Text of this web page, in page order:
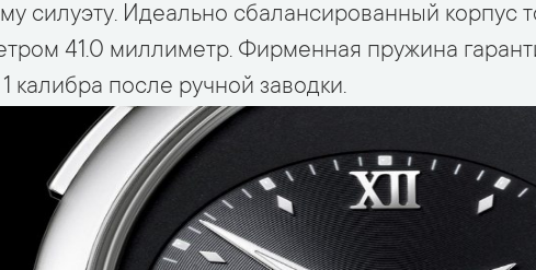
силуэту. Идеально сбалансированный
41.0 миллиметр. Фирменная пружина
калибра после ручной заводки.